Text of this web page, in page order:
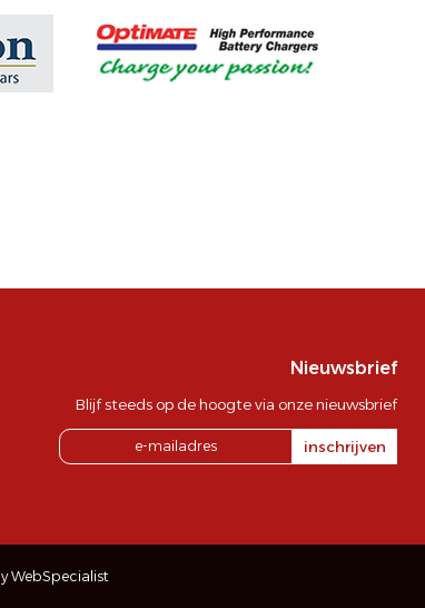
Nieuwsbrief
Blijf steeds op de hoogte via onze nieuwsbrief
inschrijven
WebSpecialist